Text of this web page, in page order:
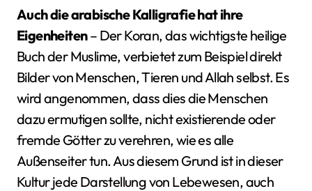
Auch die arabische Kalligrafie hat ihre
Eigenheiten– Der Koran, das wichtigste heilige
Buch der Muslime, verbietet zum Beispiel direkt
Bilder von Menschen, Tieren und Allah selbst. Es
wird angenommen, dass dies die Menschen
dazu ermutigen sollte, nicht existierende oder
fremde Götter zu verehren, wie es alle
Außenseiter tun. Aus diesem Grund ist in dieser
Kultur jede Darstellung von Lebewesen, auch